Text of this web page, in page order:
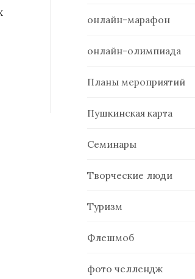
онлайн-марафон
онлайн-олимпиада
Планы мероприятий
Пушкинская карта
Семинары
Творческие люди
Туризм
Флешмоб
фото челлендж